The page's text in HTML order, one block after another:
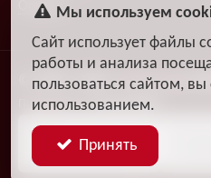
Опросы
© 2009–2026,Александр
Поддержка:группа ДЗЧРХ
Блог
разработчика
Мы используем
Сайт использует файлы
работы и анализа
пользоваться сайтом, вы
использованием.
Принять